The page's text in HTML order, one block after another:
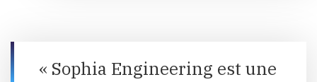
« Sophia Engineering est une